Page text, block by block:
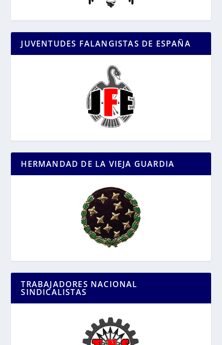
JUVENTUDES FALANGISTAS DE ESPAÑA
HERMANDAD DE LA VIEJA GUARDIA
TRABAJADORES NACIONAL
SINDICALISTAS